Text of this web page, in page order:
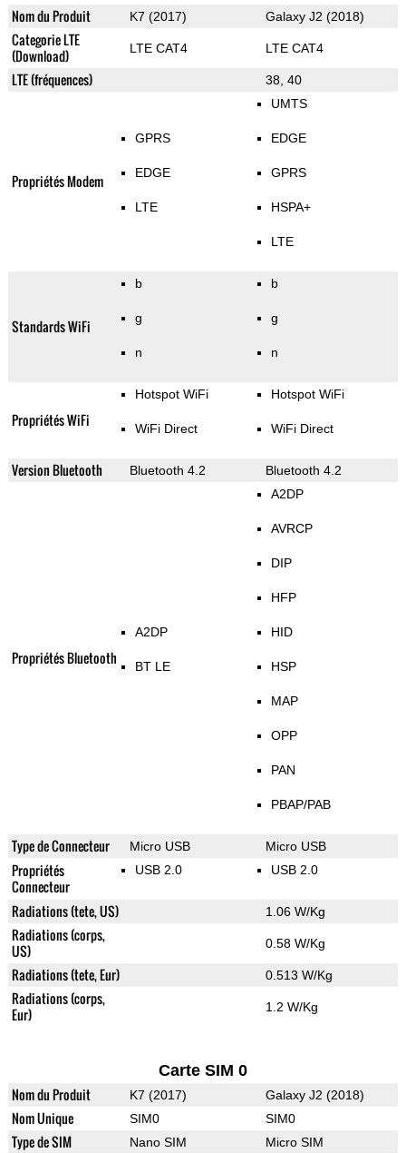
Nom du Produit K7 (2017) Galaxy J2 (2018)
Categorie LTE
(Download)
LTE CAT4 LTE CAT4
LTE (fréquences) 38, 40
Propriétés Modem
GPRS
EDGE
LTE
UMTS
EDGE
GPRS
HSPA+
LTE
Standards WiFi
b
g
n
b
g
n
Propriétés WiFi
Hotspot WiFi
WiFi Direct
Hotspot WiFi
WiFi Direct
Version Bluetooth Bluetooth 4.2 Bluetooth 4.2
Propriétés Bluetooth
A2DP
BT LE
A2DP
AVRCP
DIP
HFP
HID
HSP
MAP
OPP
PAN
PBAP/PAB
Type de Connecteur Micro USB Micro USB
Propriétés
Connecteur
USB 2.0 USB 2.0
Radiations (tete, US) 1.06 W/Kg
Radiations (corps,
US)
0.58 W/Kg
Radiations (tete, Eur) 0.513 W/Kg
Radiations (corps,
Eur)
1.2 W/Kg
Carte SIM 0
Nom du Produit K7 (2017) Galaxy J2 (2018)
Nom Unique SIM0 SIM0
Type de SIM Nano SIM Micro SIM